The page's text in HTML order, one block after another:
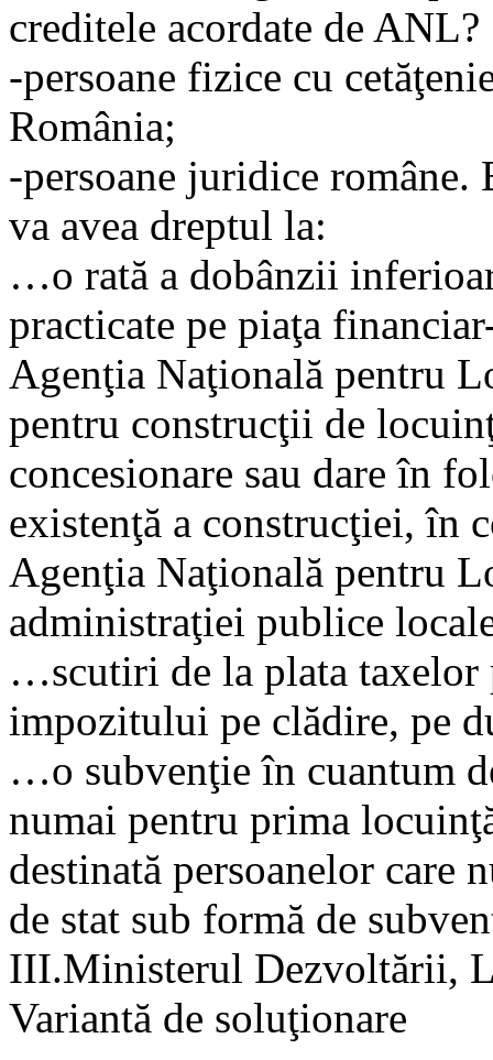
creditele acordate de ANL?
-persoane fizice cu
România;
-persoane juridice
va avea dreptul la:
…o rată a dobânzii
practicate pe piaţa
Agenţia Naţională pentru
pentru construcţii de
concesionare sau dare în
existenţă a construcţiei, în
Agenţia Naţională pentru
administraţiei publice
…scutiri de la plata taxelor
impozitului pe clădire, pe
…o subvenţie în cuantum
numai pentru prima
destinată persoanelor
de stat sub formă de
III.Ministerul Dezvoltării,
Variantă de soluţionare